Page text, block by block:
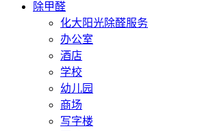
除甲醛
化大阳光除醛服务
办公室
酒店
学校
幼儿园
商场
写字楼